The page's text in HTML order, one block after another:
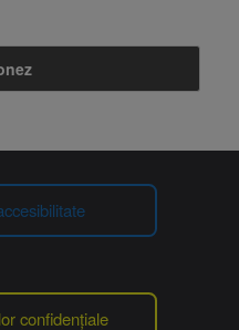
confidențiale